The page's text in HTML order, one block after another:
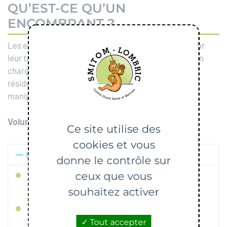
QU’EST-CE QU’UN
ENCOMBRANT ?
Les encombrants sont des déchets solides
qui, de par
leur taille/volume/densité, ne peuvent pas être pris en
charge dans la collecte des ordures ménagères
résiduelles, soit
tout objet de plus de 30 cm
manipulable par deux personnes maximum.
Volume autorisé :
Les déchets acceptés
Les meubles usagés (canapés, fauteuils,
tables, chaises, armoires…)
, hors gravats :
portes, fenêtres…
Ce site utilise des
cookies et vous
donne le contrôle sur
ceux que vous
souhaitez activer
Tout accepter